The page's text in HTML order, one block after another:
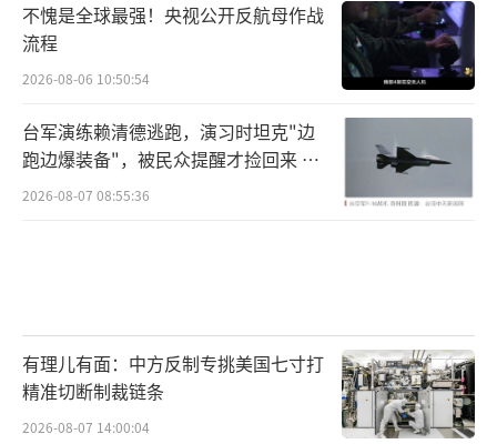
此外，在战斗日开始之前，地导营还会得
到当日的飞行计划和通报，当天要组织多少计
发现目标后对照这个列表就能明确目标性质
了。因此理论上来说，敌我识别都是有好几层
安全措施进行保证的，同时还要进行交叉校
不愧是全球最强！央视公开反航母作战
流程
2026-08-06 10:50:54
台军演练赖清德逃跑，演习时坦克"边
跑边爆装备"，被民众提醒才捡回来 演
习状况频出引发关注
2026-08-07 08:55:36
有理儿有面：中方反制专挑美国七寸打
精准切断制裁链条
2026-08-07 14:00:04